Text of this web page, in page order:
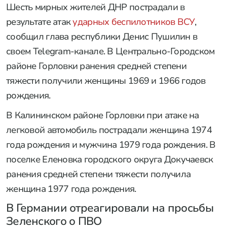
Шесть мирных жителей ДНР пострадали в
результате атакударных беспилотников ВСУ,
сообщил глава республики Денис Пушилин в
своем Telegram-канале. В Центрально-Городском
районе Горловки ранения средней степени
тяжести получили женщины 1969 и 1966 годов
рождения.
В Калининском районе Горловки при атаке на
легковой автомобиль пострадали женщина 1974
года рождения и мужчина 1979 года рождения. В
поселке Еленовка городского округа Докучаевск
ранения средней степени тяжести получила
женщина 1977 года рождения.
В Германии отреагировали на просьбы
Зеленского о ПВО